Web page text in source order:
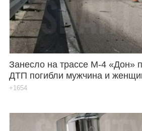
Занесло на трассе М-4 «Дон»
ДТП погибли мужчина и
+1654